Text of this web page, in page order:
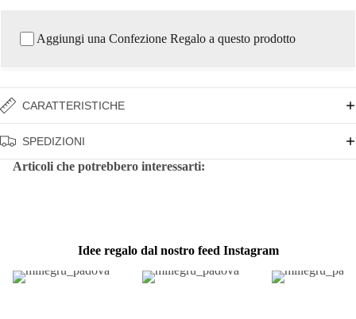
Aggiungi una Confezione Regalo a questo prodotto
CARATTERISTICHE
SPEDIZIONI
Articoli che potrebbero interessarti:
Idee regalo dal nostro feed Instagram